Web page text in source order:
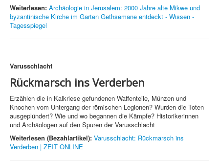
Weiterlesen: Archäologie in Jerusalem: 2000 Jahre alte Mikwe und
byzantinische Kirche im Garten Gethsemane entdeckt - Wissen -
Tagesspiegel
Varusschlacht
Rückmarsch ins Verderben
Erzählen die in Kalkriese gefundenen Waffenteile, Münzen und
Knochen vom Untergang der römischen Legionen? Wurden die Toten
ausgeplündert? Wie und wo begannen die Kämpfe? Historikerinnen
und Archäologen auf den Spuren der Varusschlacht
Weiterlesen (Bezahlartikel): Varusschlacht: Rückmarsch ins
Verderben | ZEIT ONLINE